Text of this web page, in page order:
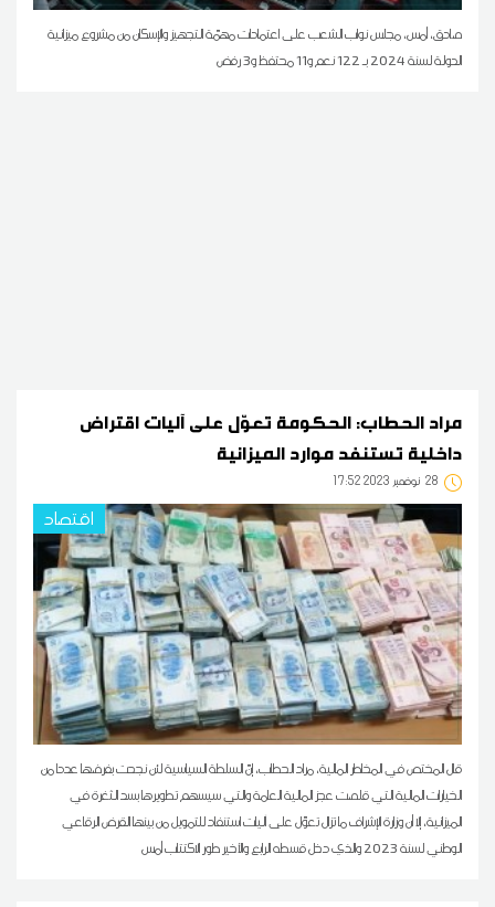
صادق، أمس، مجلس نواب الشعب على اعتمادات مهمّة التجهيز والإسكان من مشروع ميزانية
الدولة لسنة 2024 بـ 122 نعم و11 محتفظ و3 رفض
مراد الحطاب: الحكومة تعوّل على آليات اقتراض
داخلية تستنفد موارد الميزانية
28 17:52 2023 نوفمبر
اقتصاد
قال المختص في المخاطر المالية، مراد الحطاب، إنّ السلطة السياسية لئن نجحت بفرضها عددا من
الخيارات المالية التي قلصت عجز المالية العامة والتي سيسهم تطويرها بسد الثغرة في
الميزانية، إلا أن وزارة الإشراف ما تزال تعوّل على آليات استنفاد للتمويل من بينها القرض الرقاعي
الوطني لسنة 2023 والذي دخل قسطه الرابع والأخير طور الاكتتاب أمس